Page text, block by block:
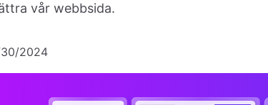
vår webbsida.
2024